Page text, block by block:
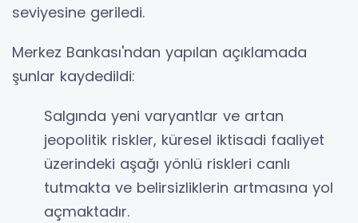
seviyesine geriledi.
Merkez Bankası'ndan yapılan açıklamada
şunlar kaydedildi:
Salgında yeni varyantlar ve artan
jeopolitik riskler, küresel iktisadi faaliyet
üzerindeki aşağı yönlü riskleri canlı
tutmakta ve belirsizliklerin artmasına yol
açmaktadır.